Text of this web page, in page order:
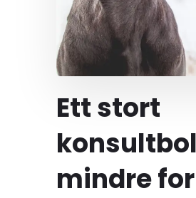
Ett stort
mindre